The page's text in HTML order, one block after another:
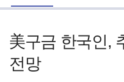
美구금 한국인,
전망